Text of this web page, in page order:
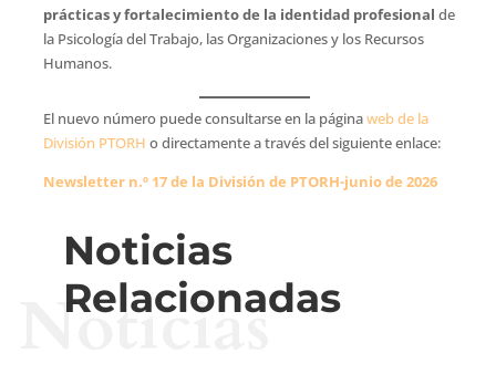
prácticas y fortalecimiento de la identidad profesional de
la Psicología del Trabajo, las Organizaciones y los Recursos
Humanos.
El nuevo número puede consultarse en la páginaweb de la
División PTORH o directamente a través del siguiente enlace:
Newsletter n.º 17 de la División de PTORH-junio de 2026
Noticias
Relacionadas
Noticias